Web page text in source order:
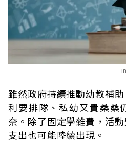
雖然政府持續推動幼教補
利要排隊、私幼又貴桑桑
奈。除了固定學雜費，活
支出也可能陸續出現。